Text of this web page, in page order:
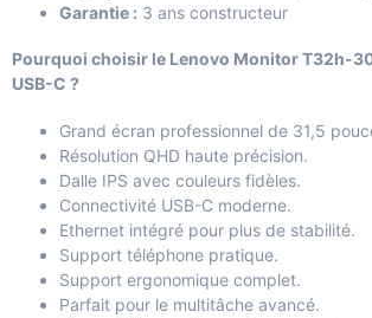
Garantie : 3 ans constructeur
Pourquoi choisir le Lenovo Monitor T32h-30
USB-C ?
Grand écran professionnel de 31,5
Résolution QHD haute précision.
Dalle IPS avec couleurs fidèles.
Connectivité USB-C moderne.
Ethernet intégré pour plus de stabilité.
Support téléphone pratique.
Support ergonomique complet.
Parfait pour le multitâche avancé.